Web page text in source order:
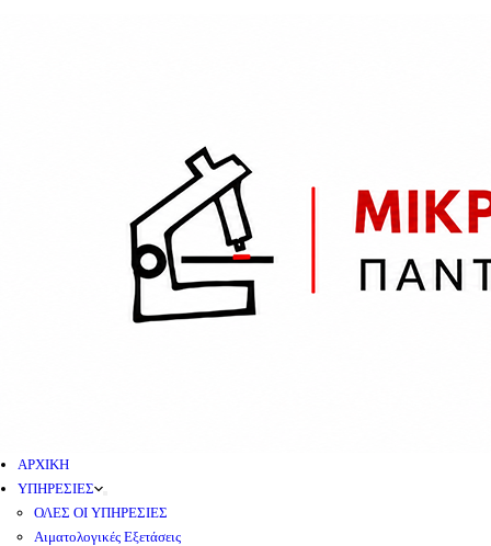
ΑΡΧΙΚΗ
ΥΠΗΡΕΣΙΕΣ
ΟΛΕΣ ΟΙ ΥΠΗΡΕΣΙΕΣ
Αιματολογικές Εξετάσεις